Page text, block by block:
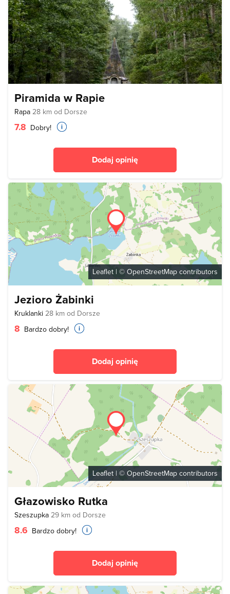
Piramida w Rapie
Rapa 28 km od Dorsze
7.8 Dobry!
Dodaj opinię
Leaflet | © OpenStreetMap contributors
Jezioro Żabinki
Kruklanki 28 km od Dorsze
8 Bardzo dobry!
Dodaj opinię
Leaflet| © OpenStreetMap contributors
Głazowisko Rutka
Szeszupka 29 km od Dorsze
8.6 Bardzo dobry!
Dodaj opinię